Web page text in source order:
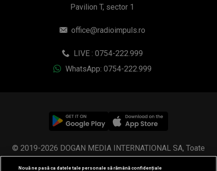
Pavilion T, sector 1
office@radioimpuls.ro
LIVE : 0754-222.999
WhatsApp: 0754-222.999
© 2019-2026 DOGAN MEDIA INTERNATIONAL SA, Toate
drepturile rezervate.
Nouă ne pasă ca datele tale personale să rămână confidențiale